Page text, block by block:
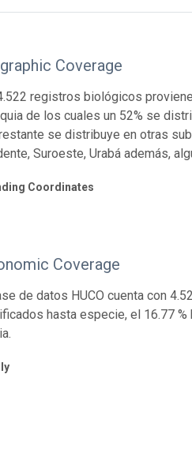
Coverage
registros biológicos
de los cuales un 52% se
se distribuye en otras
Suroeste, Urabá además,
Coordinates
Coverage
de datos HUCO cuenta con
hasta especie, el 16.77